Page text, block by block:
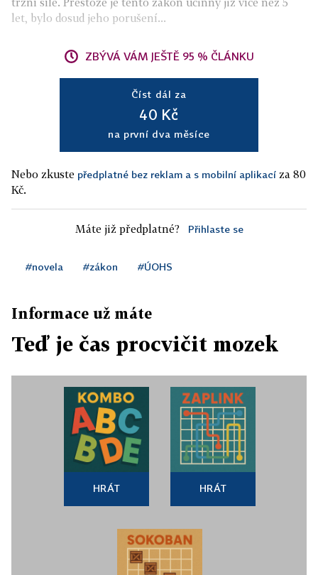
let, bylo dosud jeho porušení...
ZBÝVÁ VÁM JEŠTĚ 95 % ČLÁNKU
Číst dál za
40 Kč
na první dva měsíce
Nebo zkuste předplatné bez reklam a s mobilní aplikací za 80
Kč.
Máte již předplatné? Přihlaste se
#novela #zákon #ÚOHS
Informace už máte
Teď je čas procvičit mozek
HRÁT HRÁT